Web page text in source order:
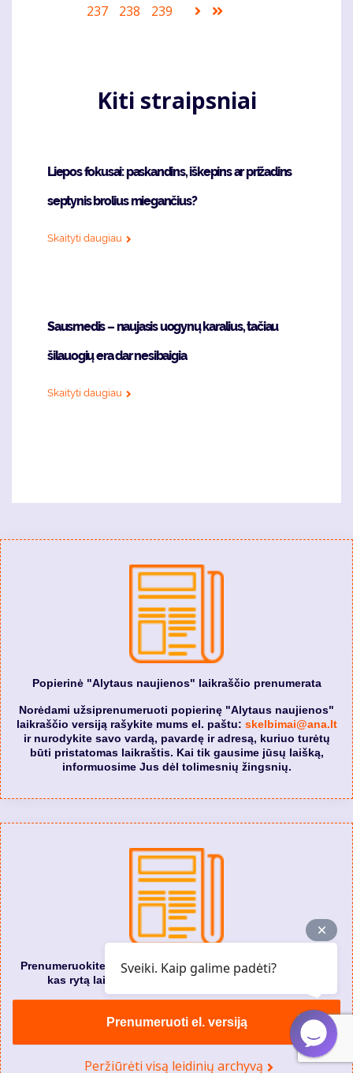
pagepuslapis
Puslapis
237 Puslapis
238 Puslapis
239
Sekantis
Kiti straipsniai
Liepos fokusai: paskandins, iškepins ar prižadins
septynis brolius miegančius?
Skaityti daugiau
Sausmedis – naujasis uogynų karalius, tačiau
šilauogių era dar nesibaigia
Skaityti daugiau
Popierinė "Alytaus naujienos" laikraščio prenumerata
Norėdami užsiprenumeruoti popierinę "Alytaus naujienos"
laikraščio versiją rašykite mums el. paštu: skelbimai@ana.lt
ir nurodykite savo vardą, pavardę ir adresą, kuriuo turėtų
būti pristatomas laikraštis. Kai tik gausime jūsų laišką,
informuosime Jus dėl tolimesnių žingsnių.
Prenumeruokite „Alytaus naujienos” elektroninę versiją. Ir
kas rytą laikraštį gausite į savo el. pašto dėžutę.
Prenumeruoti el. versiją
Peržiūrėti visą leidinių archyvą
Sveiki. Kaip galime padėti?